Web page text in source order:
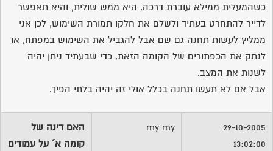
כשהמעלית ממילא עוברת דרכה, היא ממש שולית, והיא תאפשר
לדייר להתחרט בעתיד ולשלם את חלקו תמורת השימוש, לכן אני
ממליץ לעשות תחנה גם שם אבל להגביל את השימוש במפתח, או
לנתק את הכפתורים של הקומה הזאת, כדי שבעתיד ניתן יהיה
לשנות את המצב.
אבל אם לא תעשו תחנה בכלל אולי זה יהיה בלתי הפיך.
29-10-2005
13:02:00
my my
האם דינה של
קומה א´ על עמודים